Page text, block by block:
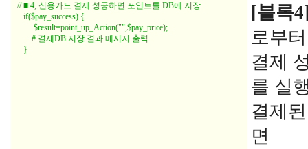
// ■ 4, 신용카드 결제 성공하면 포인트를 DB에 저장
   if($pay_success) {
        $result=point_up_Action("",$pay_price);
       # 결제DB 저장 결과 메시지 출력
[블록
로부
결제
를 실
결제
면